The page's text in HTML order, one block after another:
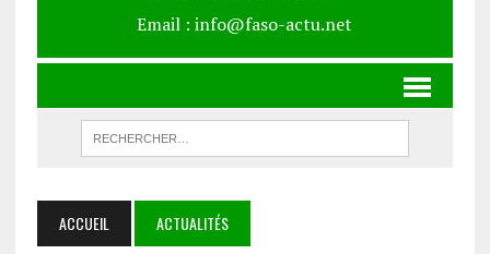
Email : info@faso-actu.net
ACCUEIL ACTUALITÉS